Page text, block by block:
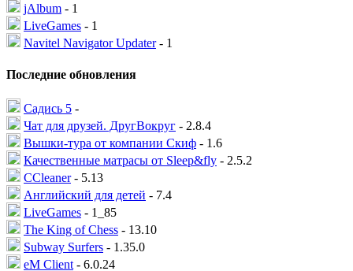
jAlbum - 1
LiveGames - 1
Navitel Navigator Updater- 1
Последние обновления
Садись 5 -
Чат для друзей. ДругВокруг - 2.8.4
Вышки-тура от компании Скиф - 1.6
Качественные матрасы от Sleep&fly - 2.5.2
CCleaner- 5.13
Английский для детей - 7.4
LiveGames - 1_85
The King of Chess - 13.10
Subway Surfers - 1.35.0
eM Client - 6.0.24